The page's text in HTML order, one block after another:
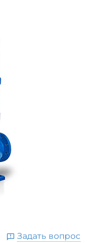
Задать вопрос